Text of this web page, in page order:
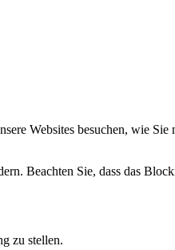
Websites besuchen, wie
Beachten Sie, dass das
zu stellen.